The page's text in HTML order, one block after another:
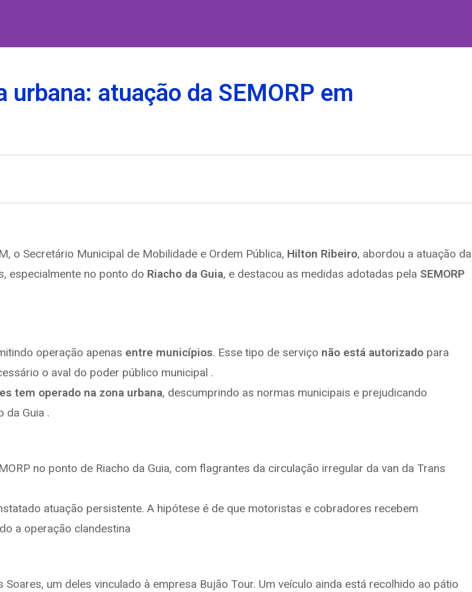
atuação da SEMORP em
o Secretário Municipal de Mobilidade e Ordem Pública, Hilton Ribeiro, abordou a atuação da
especialmente no ponto do Riacho da Guia, e destacou as medidas adotadas pela SEMORP
operação apenas entre municípios. Esse tipo de serviço não está autorizado para
o aval do poder público municipal .
tem operado na zona urbana, descumprindo as normas municipais e prejudicando
da Guia .
no ponto de Riacho da Guia, com flagrantes da circulação irregular da van da Trans
atuação persistente. A hipótese é de que motoristas e cobradores recebem
a operação clandestina
Soares, um deles vinculado à empresa Bujão Tour. Um veículo ainda está recolhido ao pátio